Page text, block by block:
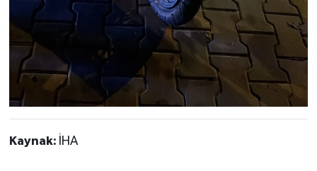
Kaynak: İHA